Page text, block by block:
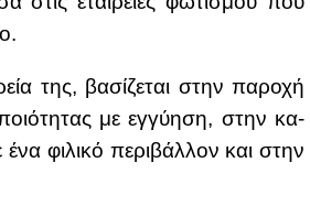
της, βα­σί­ζε­ται στην πα­ρο­χή
με εγ­γύ­η­ση, στην κα­
φι­λι­κό πε­ρι­βάλ­λον και στην